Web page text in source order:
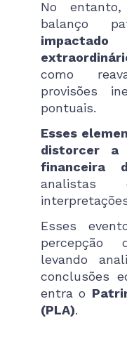
No
balanço
como
provisões
pontuais.
Esses
distorcer a
financeira
analistas
Esses
percepção
levando
conclusões
entra o
(PLA).